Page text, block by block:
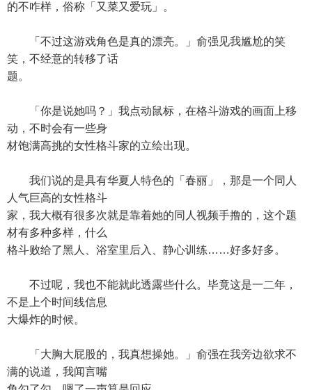
的不咋样，俗称「又菜又爱玩」。
「不过这游戏角色是真的漂亮。」俞强见我尴尬的笑
笑，不经意的转移了话
题。
「你是说她吗？」我点动鼠标，在格斗游戏的画面上移
动，不时会有一些身
材饱满高挑的女性格斗家的立绘出现。
我们说的是具有华夏人特色的「春丽」，那是一个同人
人气巨高的女性格斗
家，我大概有很多次就是靠着她的同人视频手撸的，这个题
材有多种多样，什么
格斗败给了黑人、浴室里后入、静心训练……好多好多。
不过呢，我也不能就此透露些什么。毕竟这是一二年，
不是上个时间线信息
大爆炸的时候。
「大胸大屁股的，我真想操她。」俞强在我旁边欲求不
满的说道，我闻言嘴